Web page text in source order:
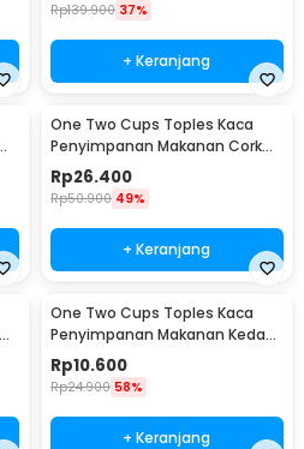
Rp139.900 37%
+ Keranjang
One Two Cups Toples Kaca
Penyimpanan Makanan Cork
Seal Storage Jar 800ml - E1
Rp26.400
Rp50.900 49%
+ Keranjang
One Two Cups Toples Kaca
Penyimpanan Makanan Kedap
Udara Storage Jar 350ml -
GH1270
Rp10.600
Rp24.900 58%
+ Keranjang